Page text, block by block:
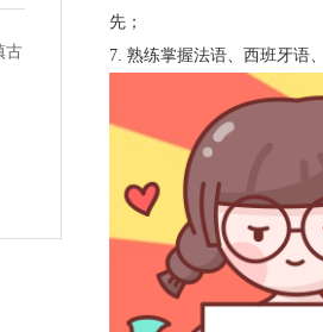
古
先；
7. 熟练掌握法语、西班牙语